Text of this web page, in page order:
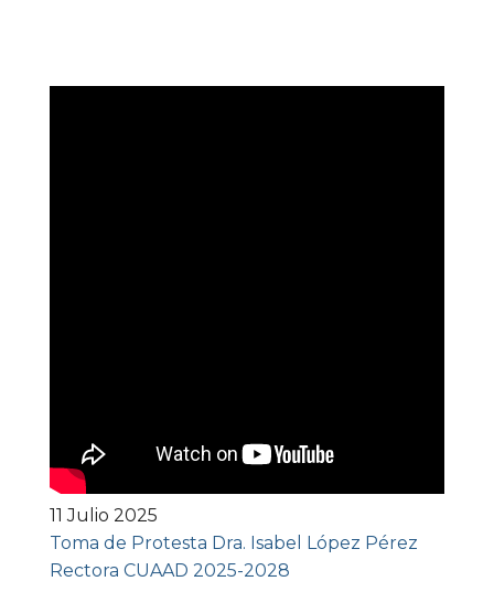
11 Julio 2025
Toma de Protesta Dra. Isabel López Pérez
Rectora CUAAD 2025-2028